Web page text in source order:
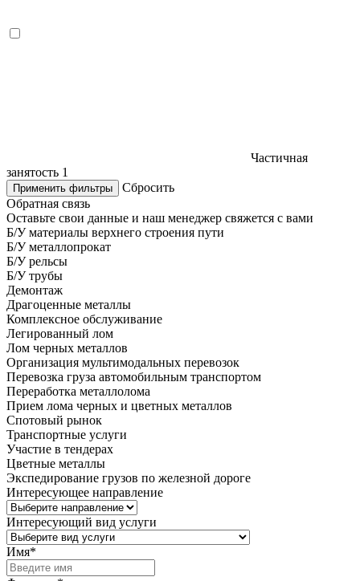
Частичная
занятость 1
Применить фильтры
Сбросить
Обратная связь
Оставьте свои данные и наш менеджер свяжется с вами
Б/У материалы верхнего строения пути
Б/У металлопрокат
Б/У рельсы
Б/У трубы
Демонтаж
Драгоценные металлы
Комплексное обслуживание
Легированный лом
Лом черных металлов
Организация мультимодальных перевозок
Перевозка груза автомобильным транспортом
Переработка металлолома
Прием лома черных и цветных металлов
Спотовый рынок
Транспортные услуги
Участие в тендерах
Цветные металлы
Экспедирование грузов по железной дороге
Интересующее направление
Интересующий вид услуги
Имя*